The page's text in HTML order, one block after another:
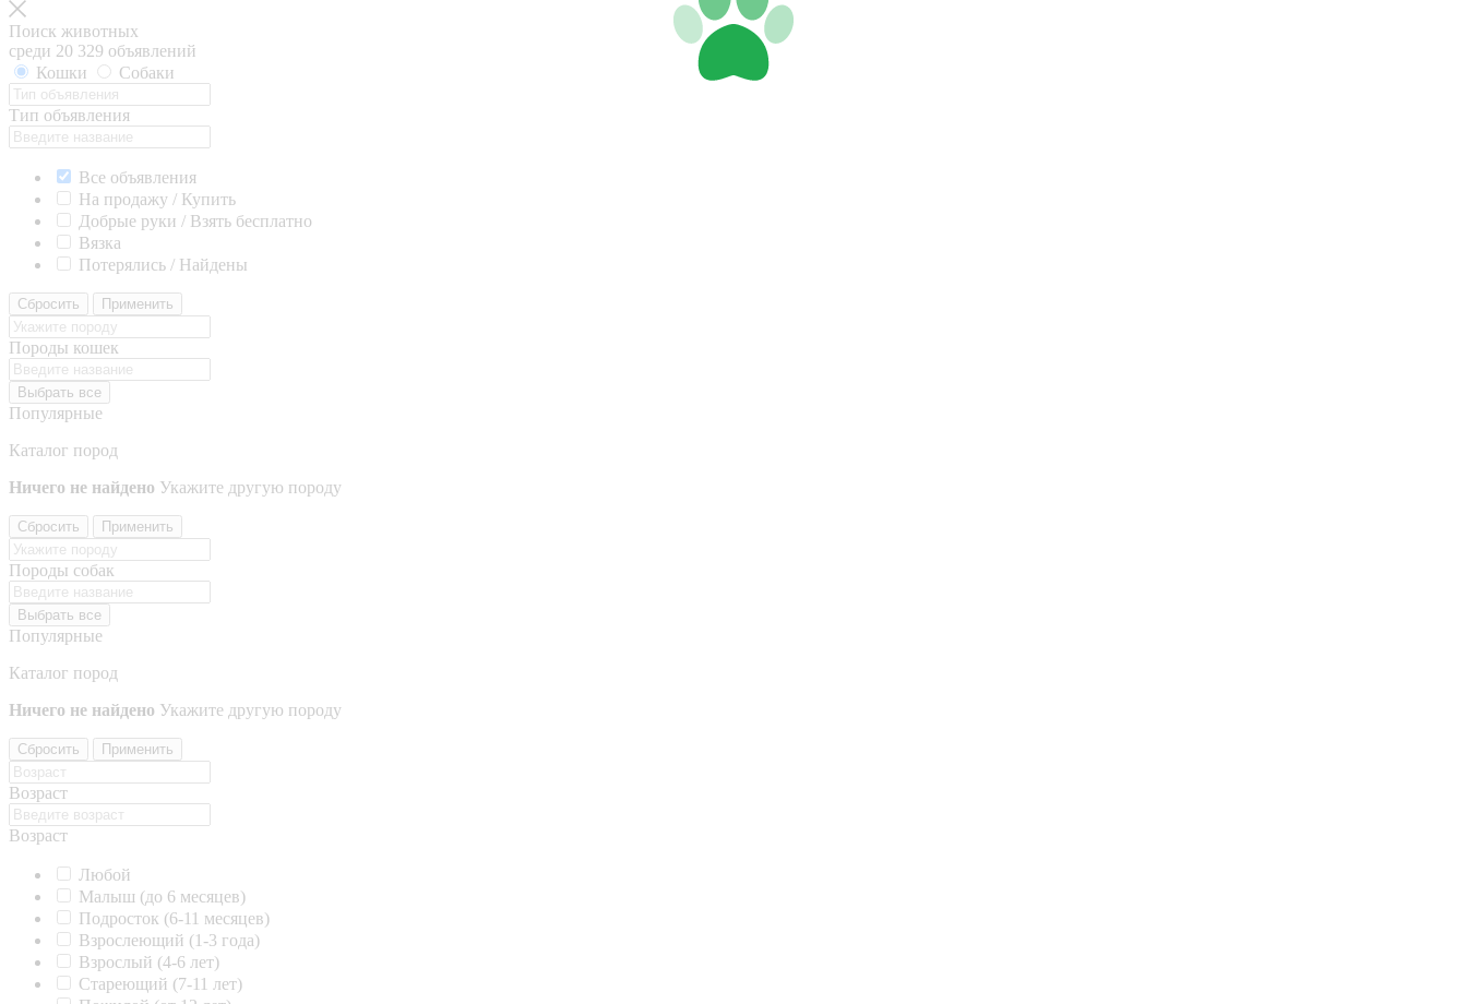
Поиск животных
среди 20 329 объявлений
Кошки
Собаки
Тип объявления
Все объявления
На продажу / Купить
Добрые руки / Взять бесплатно
Вязка
Потерялись / Найдены
Сбросить Применить
Породы кошек
Выбрать все
Популярные
Каталог пород
Ничего не найдено Укажите другую породу
Сбросить Применить
Породы собак
Выбрать все
Популярные
Каталог пород
Ничего не найдено Укажите другую породу
Сбросить Применить
Возраст
Возраст
Любой
Малыш (до 6 месяцев)
Подросток (6-11 месяцев)
Взрослеющий (1-3 года)
Взрослый (4-6 лет)
Стареющий (7-11 лет)